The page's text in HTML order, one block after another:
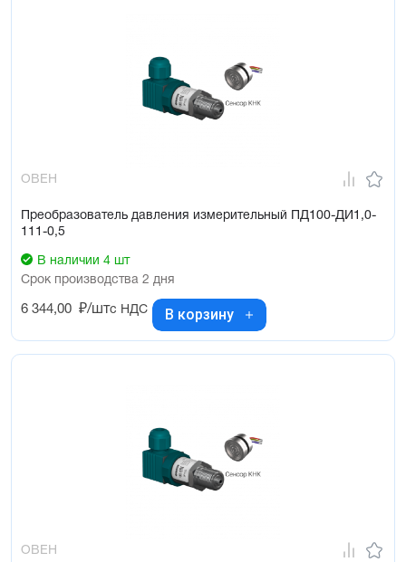
ОВЕН
Преобразователь давления измерительный ПД100-ДИ1,0-
111-0,5
В наличии 4 шт
Срок производства 2 дня
6 344,00 ₽/штс НДС В корзину
ОВЕН